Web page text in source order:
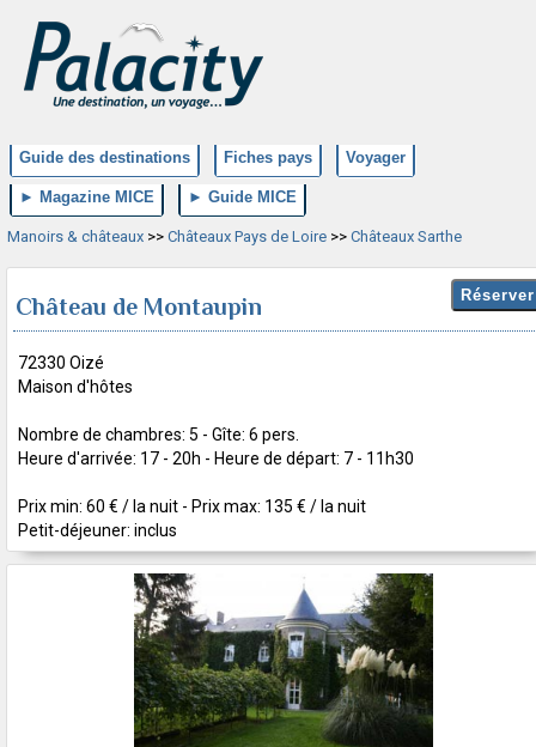
Guide des destinations Fiches pays Voyager
► Magazine MICE ► Guide MICE
Manoirs & châteaux >> Châteaux Pays de Loire >> Châteaux Sarthe
Château de Montaupin
72330 Oizé
Maison d'hôtes
Nombre de chambres: 5 - Gîte: 6 pers.
Heure d'arrivée: 17 - 20h - Heure de départ: 7 - 11h30
Prix min: 60 € / la nuit - Prix max: 135 € / la nuit
Petit-déjeuner: inclus